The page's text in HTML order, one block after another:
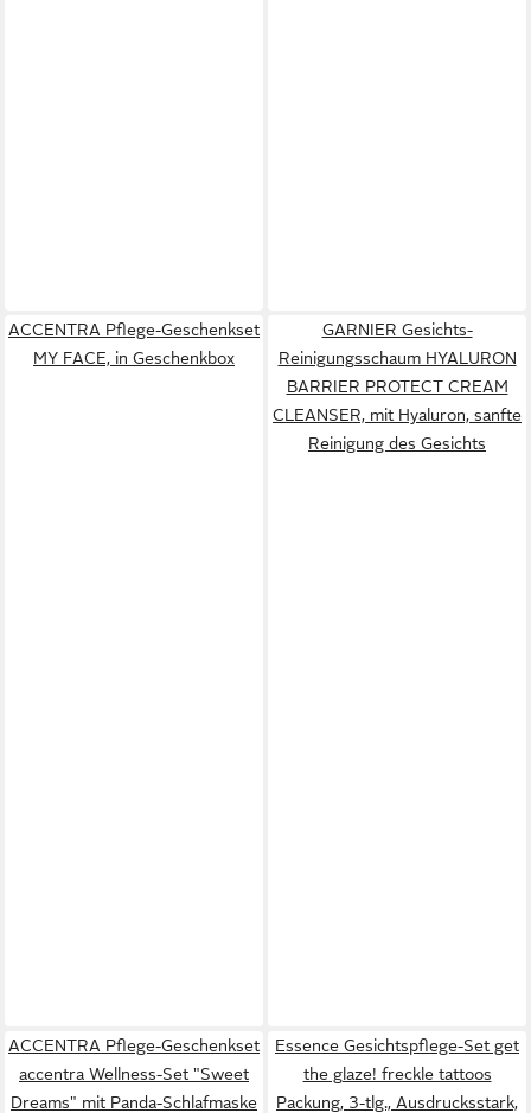
ACCENTRA Pflege-Geschenkset
MY FACE, in Geschenkbox
GARNIER Gesichts-
Reinigungsschaum HYALURON
BARRIER PROTECT CREAM
CLEANSER, mit Hyaluron, sanfte
Reinigung des Gesichts
ACCENTRA Pflege-Geschenkset
accentra Wellness-Set "Sweet
Dreams" mit Panda-Schlafmaske
Essence Gesichtspflege-Set get
the glaze! freckle tattoos
Packung, 3-tlg., Ausdrucksstark,